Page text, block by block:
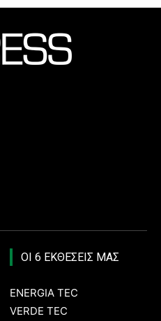
ΟΙ 6 ΕΚΘΕΣΕΙΣ ΜΑΣ
ENERGIA TEC
VERDE TEC